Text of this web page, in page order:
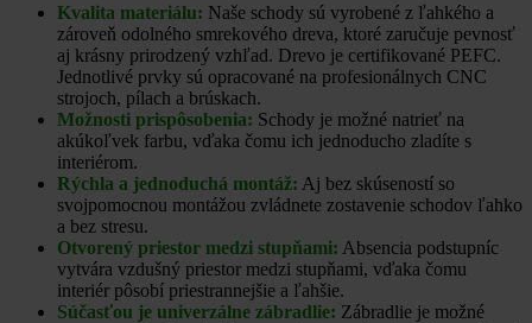
Kvalita materiálu: Naše schody sú vyrobené z ľahkého a
zároveň odolného smrekového dreva, ktoré zaručuje pevnosť
aj krásny prirodzený vzhľad. Drevo je certifikované PEFC.
Jednotlivé prvky sú opracované na profesionálnych CNC
strojoch, pílach a brúskach.
Možnosti prispôsobenia: Schody je možné natrieť na
akúkoľvek farbu, vďaka čomu ich jednoducho zladíte s
interiérom.
Rýchla a jednoduchá montáž: Aj bez skúseností so
svojpomocnou montážou zvládnete zostavenie schodov ľahko
a bez stresu.
Otvorený priestor medzi stupňami: Absencia podstupníc
vytvára vzdušný priestor medzi stupňami, vďaka čomu
interiér pôsobí priestrannejšie a ľahšie.
Súčasťou je univerzálne zábradlie: Zábradlie je možné